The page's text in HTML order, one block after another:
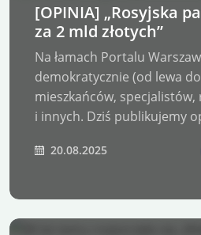
[OPINIA] „Rosyjska
za 2 mld złotych”
Na łamach Portalu
demokratycznie (od lewa
mieszkańców,
i innych. Dziś publikujemy
20.08.2025